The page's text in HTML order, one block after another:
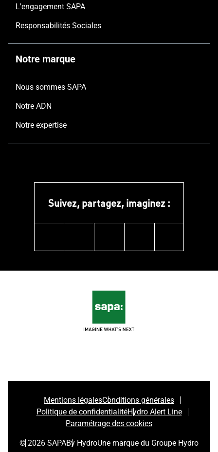
L'engagement SAPA
Responsabilités Sociales
Notre marque
Nous sommes SAPA
Notre ADN
Notre expertise
Suivez, partagez, imaginez :
Mentions légalesConditions générales
Politique de confidentialitéHydro Alert Line
Paramétrage des cookies
© 2026 SAPABy HydroUne marque du Groupe Hydro